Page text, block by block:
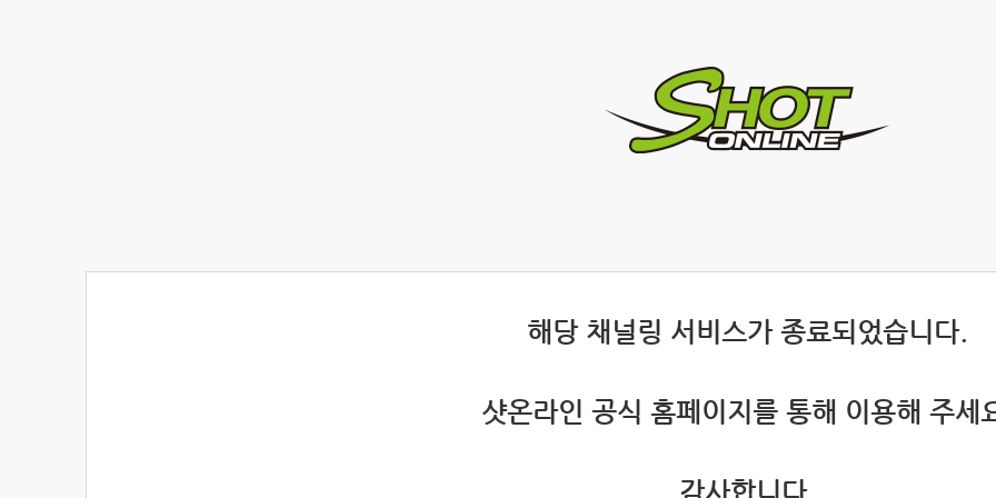
해당 채널링 서비스가 종료되었습니다.
샷온라인 공식 홈페이지를 통해 이용해 주세